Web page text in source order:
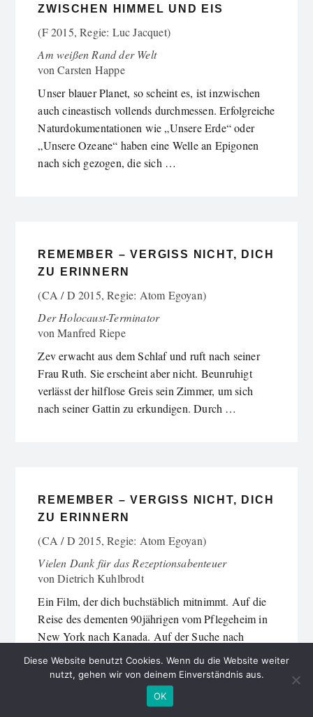
ZWISCHEN HIMMEL UND EIS
(F 2015, Regie: Luc Jacquet)
Am weißen Rand der Welt
vonCarsten Happe
Unser blauer Planet, so scheint es, ist inzwischen
auch cineastisch vollends durchmessen. Erfolgreiche
Naturdokumentationen wie „Unsere Erde“ oder
„Unsere Ozeane“ haben eine Welle an Epigonen
nach sich gezogen, die sich …
REMEMBER – VERGISS NICHT, DICH
ZU ERINNERN
(CA / D 2015, Regie: Atom Egoyan)
Der Holocaust-Terminator
vonManfred Riepe
Zev erwacht aus dem Schlaf und ruft nach seiner
Frau Ruth. Sie erscheint aber nicht. Beunruhigt
verlässt der hilflose Greis sein Zimmer, um sich
nach seiner Gattin zu erkundigen. Durch …
REMEMBER – VERGISS NICHT, DICH
ZU ERINNERN
(CA / D 2015, Regie: Atom Egoyan)
Vielen Dank für das Rezeptionsabenteuer
vonDietrich Kuhlbrodt
Ein Film, der dich buchstäblich mitnimmt. Auf die
Reise des dementen 90jährigen vom Pflegeheim in
New York nach Kanada. Auf der Suche nach
untergetauchten Auschwitzmördern, gleichaltrigen.
Erinnern kann der alte …
Diese Website benutzt Cookies. Wenn du die Website weiter
nutzt, gehen wir von deinem Einverständnis aus.
OK